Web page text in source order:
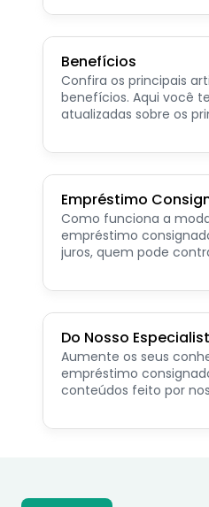
consignado privado.
Benefícios
Confira os principais
benefícios. Aqui você tem informações
atualizadas sobre os
pensionista e
Empréstimo
Como funciona a
empréstimo
juros, quem pode
Do Nosso
Aumente os seus
empréstimo
conteúdos feito por